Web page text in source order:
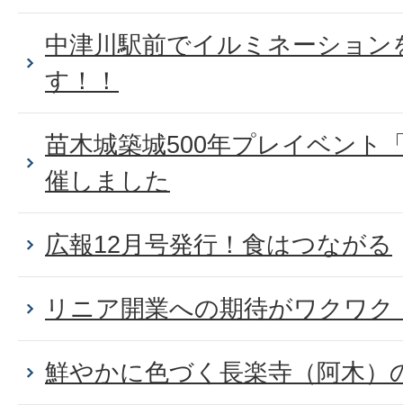
中津川駅前でイルミネーション
す！！
苗木城築城500年プレイベント
催しました
広報12月号発行！食はつながる
リニア開業への期待がワクワク
鮮やかに色づく長楽寺（阿木）